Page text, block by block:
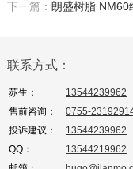
下一篇： 朗盛树脂 NM60
联系方式：
苏生：
13544239962
售前咨询：
0755-
投诉建议：
13544239962
QQ：
13544219962